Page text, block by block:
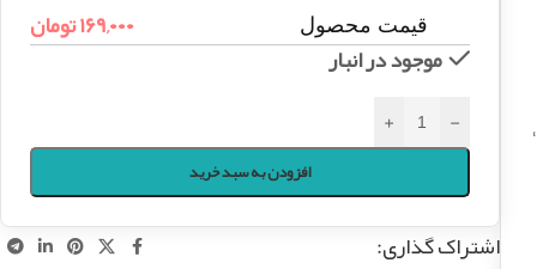
قیمت محصول
۱۶۹,۰۰۰تومان
موجود در انبار
-
+
افزودن به سبد خرید
اشتراک گذاری: